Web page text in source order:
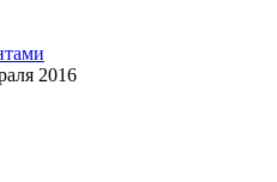
2016